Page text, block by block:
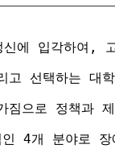
에 입각하여,
고 선택하는 대
으로 정책과
인 4개 분야